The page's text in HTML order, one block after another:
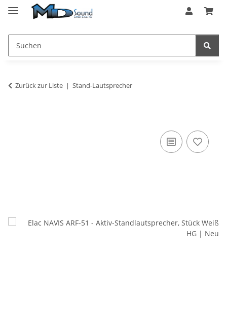
Zurück zur Liste Stand-Lautsprecher